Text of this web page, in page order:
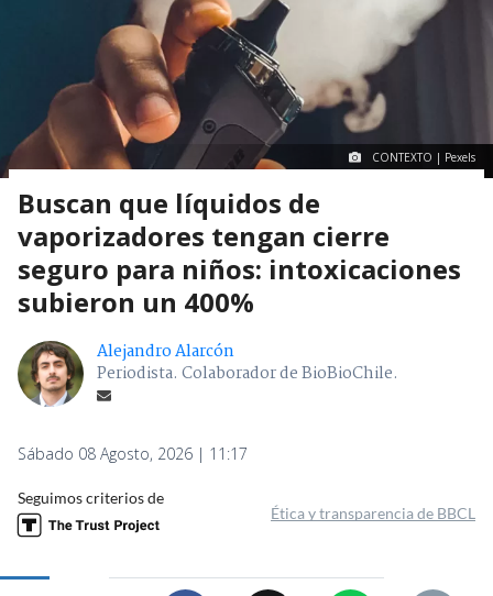
CONTEXTO | Pexels
Buscan que líquidos de
vaporizadores tengan cierre
seguro para niños: intoxicaciones
subieron un 400%
Alejandro Alarcón
Periodista. Colaborador de BioBioChile.
Sábado 08 Agosto, 2026 | 11:17
Seguimos criterios de
Ética y transparencia de BBCL